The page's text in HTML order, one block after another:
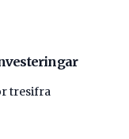
tresifra